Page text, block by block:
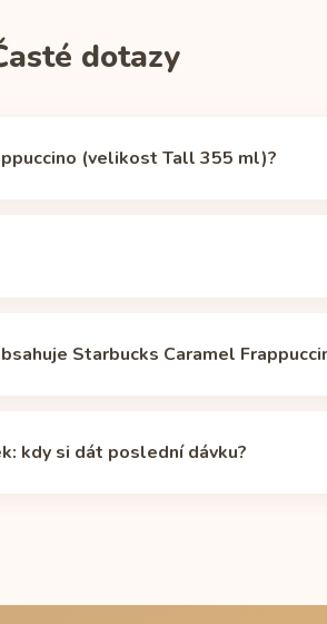
dotazy
(velikost Tall 355 ml)?
mg).
Starbucks Caramel
si spočítáte vkalkulačce poločasu
kdy si dát poslední dávku?